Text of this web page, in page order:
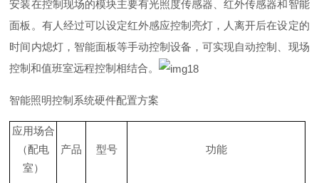
安装在控制现场的模块主要有光照度传感器、红外传感器和智能
面板。有人经过可以设定红外感应控制亮灯，人离开后在设定的
时间内熄灯，智能面板等手动控制设备，可实现自动控制、现场
控制和值班室远程控制相结合。
智能照明控制系统硬件配置方案
应用场合
（配电
室）
产品 型号 功能